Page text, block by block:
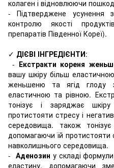
колаген і відновлюючи
- Підтверджене усунення
контролю якості
препаратів Південної Кореї).
✓ ДІЄВІ ІНГРЕДІЄНТИ:
- Екстракти кореня
вашу шкіру більш
женьшеню та ягід глоду
еластичною та рівною.
тонізує і заряджає
протистояти стресу і
середовища. також
допомагаючи їй
навколишнього середовища.
- Аденозин у складі
еластину, допомагаючи